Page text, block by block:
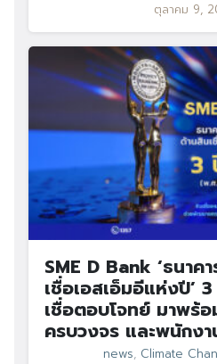
ตุลาคม 9,
SME D Bank ‘ธนาค
เชื่อเอสเอ็มอีแห่งปี’
เชื่อตอบโจทย์ มาพร้
ครบวงจร และพนักง
news, Climate